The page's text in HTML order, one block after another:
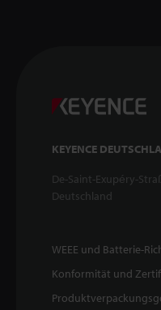
KEYENCE
De-Saint-Exupéry-
Deutschland
WEEE und Batterie-
Konformität und